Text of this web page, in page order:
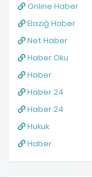
Online Haber
Elazığ Haber
Net Haber
Haber Oku
Haber
Haber 24
Haber 24
Hukuk
Haber